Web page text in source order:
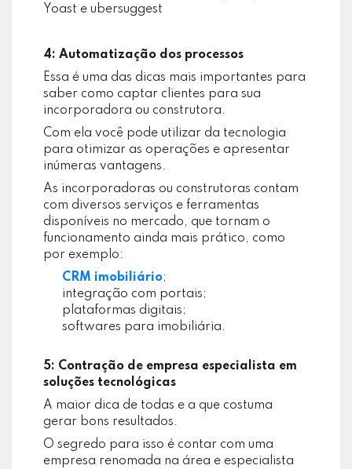
Yoast e ubersuggest
4: Automatização dos processos
Essa é uma das dicas mais importantes para
saber como captar clientes para sua
incorporadora ou construtora.
Com ela você pode utilizar da tecnologia
para otimizar as operações e apresentar
inúmeras vantagens.
As incorporadoras ou construtoras contam
com diversos serviços e ferramentas
disponíveis no mercado, que tornam o
funcionamento ainda mais prático, como
por exemplo:
CRM imobiliário;
integração com portais;
plataformas digitais;
softwares para imobiliária.
5: Contração de empresa especialista em
soluções tecnológicas
A maior dica de todas e a que costuma
gerar bons resultados.
O segredo para isso é contar com uma
empresa renomada na área e especialista